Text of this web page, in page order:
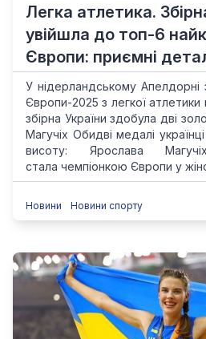
Легка атлетика.
увійшла до топ-6
Європи: приємні
У нідерландському Апелдорні
Європи-2025 з легкої
збірна України здобула дві
Магучіх Обидві медалі
висоту: Ярослава
стала чемпіонкою Європи у
Новини Новини спорту